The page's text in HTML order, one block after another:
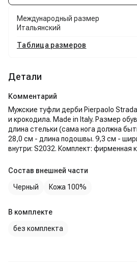
Международный размер
Итальянский
Таблица размеров
Детали
Комментарий
Мужские туфли дерби Pierpaolo
и крокодила. Made in Italy. Размер
длина стельки (сама нога должна
28,0 см - длина подошвы. 9,3 см -
внутри: S2032. Комплект: фирменная
Состав внешней части
Черный
Кожа 100%
В комплекте
без комплекта